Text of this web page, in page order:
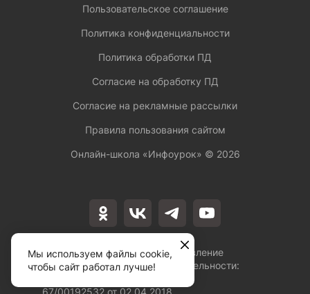
Лицензия на осуществление
образовательной деятельности:
67/00192532 от 02.04.2018
Пользовательское соглашение
Политика конфиденциальности
Политика обработки ПД
Согласие на обработку ПД
Согласие на рекламные рассылки
Правила пользования сайтом
Онлайн-школа «Инфоурок» © 2026
Мы используем файлы cookie,
чтобы сайт работал лучше!